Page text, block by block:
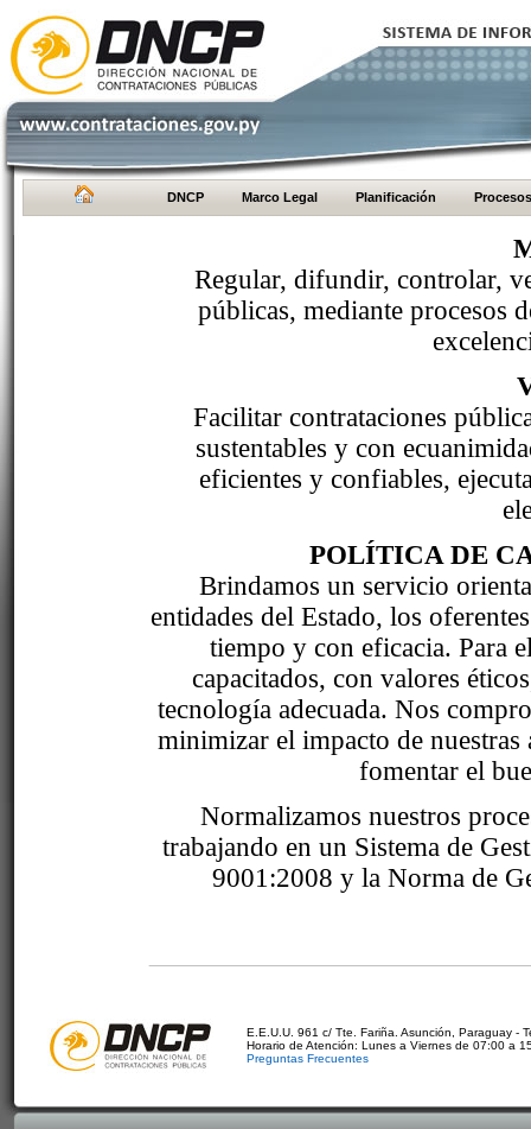
DNCP Marco Legal Planificación Procesos
Regular, difundir, controlar,
públicas, mediante procesos
Facilitar contrataciones
sustentables y con
eficientes y confiables,
POLÍTICA DE
Brindamos un servicio
entidades del Estado, los
tiempo y con eficacia. Para
capacitados, con valores
tecnología adecuada. Nos
minimizar el impacto de
fomentar el
Normalizamos nuestros
trabajando en un Sistema de
9001:2008 y la Norma de
E.E.U.U. 961 c/ Tte. Fariña. Asunción, Paraguay -
Horario de Atención: Lunes a Viernes de 07:00 a
Preguntas Frecuentes